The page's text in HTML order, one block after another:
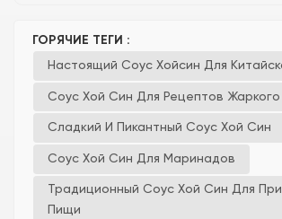
ГОРЯЧИЕ ТЕГИ :
Настоящий Соус Хойсин Для
Соус Хой Син Для Рецептов Жаркого
Сладкий И Пикантный Соус Хой Син
Соус Хой Син Для Маринадов
Традиционный Соус Хой Син Для
Пищи